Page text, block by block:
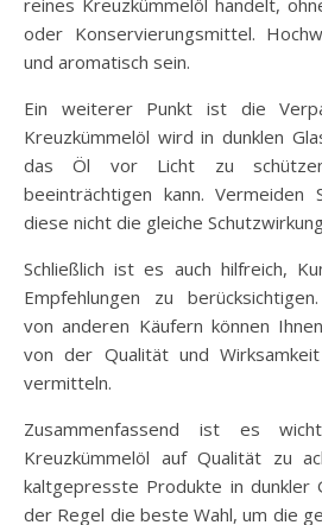
oder Konservierungsmittel.
und aromatisch sein.
Ein weiterer Punkt ist die
Kreuzkümmelöl wird in dunklen
das Öl vor Licht zu
beeinträchtigen kann. Vermeiden
diese nicht die gleiche
Schließlich ist es auch hilfreich,
Empfehlungen zu
von anderen Käufern können
von der Qualität und
vermitteln.
Zusammenfassend ist es
Kreuzkümmelöl auf Qualität zu
kaltgepresste Produkte in dunkler
der Regel die beste Wahl, um die